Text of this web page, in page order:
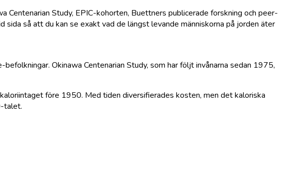
Study, EPIC-kohorten, Buettners publicerade forskning och peer-
så att du kan se exakt vad de längst levande människorna på jorden äter
Okinawa Centenarian Study, som har följt invånarna sedan 1975,
före 1950. Med tiden diversifierades kosten, men det kaloriska
talet.